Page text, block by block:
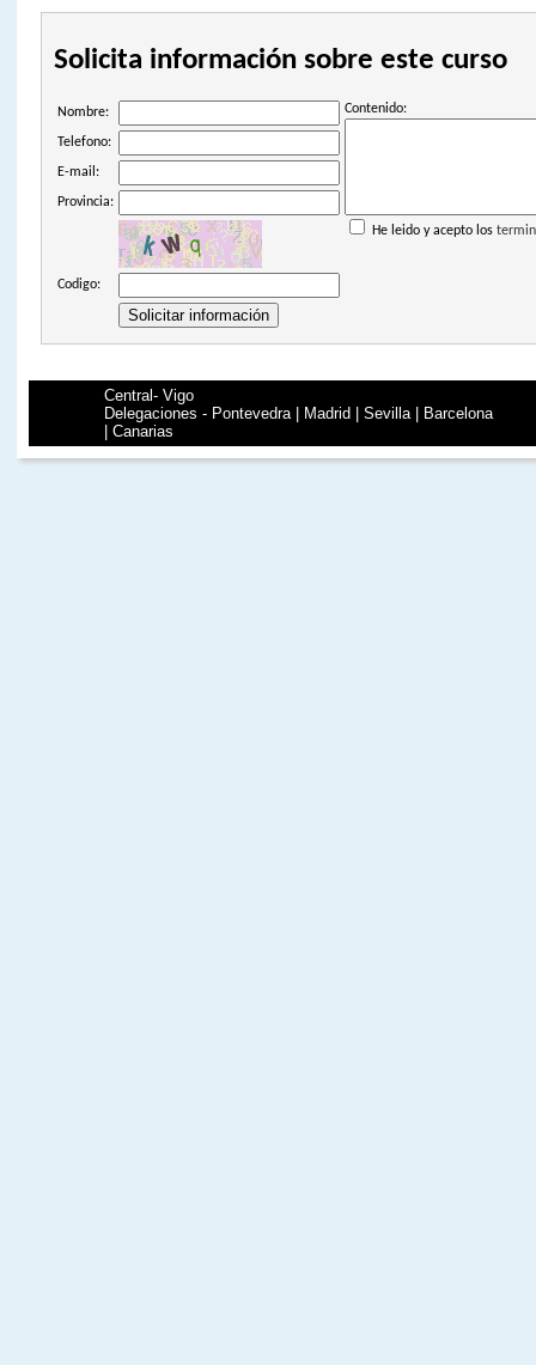
Solicita información sobre este curso
Nombre: Contenido:
He leido y acepto los
Telefono:
E-mail:
Provincia:
Codigo:
Central- Vigo
Delegaciones - Pontevedra | Madrid | Sevilla | Barcelona
| Canarias